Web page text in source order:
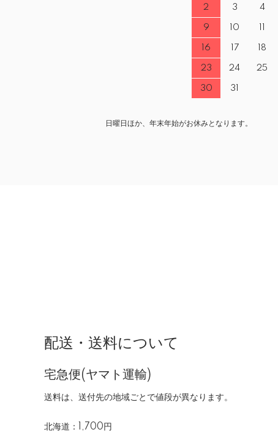
2 3 4
9 10
16 17 18
23 24 25
30 31
日曜日ほか、年末年始がお休みとなります。
配送・送料について
宅急便(ヤマト運輸)
送料は、送付先の地域ごとで値段が異なります。
北海道：1,700円